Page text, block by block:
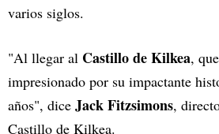
varios siglos.
"Al llegar al Castillo deKilkea,
impresionado por su impactante
años", dice Jack Fitzsimons,
Castillo de Kilkea.